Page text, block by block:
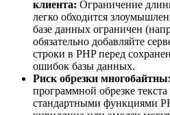
клиента: Ограничение
легко обходится
базе данных ограничен
обязательно добавляйте
строки в PHP перед
ошибок базы данных.
Риск обрезки
программной обрезке текста
стандартными функциями